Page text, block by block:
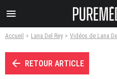
menu
Accueil Lana Del Rey Vidéos de Lana
arrow_left RETOUR ARTICLE